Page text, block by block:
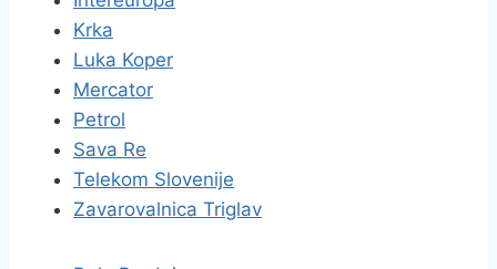
Krka
Luka Koper
Mercator
Petrol
Sava Re
Telekom Slovenije
Zavarovalnica Triglav